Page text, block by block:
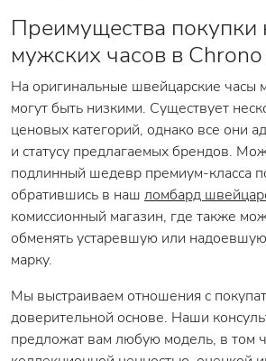
Преимущества
мужских часов в
На оригинальные швейцарские часы
могут быть низкими. Существует
ценовых категорий, однако все они
и статусу предлагаемых брендов.
подлинный шедевр премиум-класса
обратившись в наш ломбард
комиссионный магазин, где также
обменять устаревшую или
марку.
Мы выстраиваем отношения с
доверительной основе. Наши
предложат вам любую модель, в том